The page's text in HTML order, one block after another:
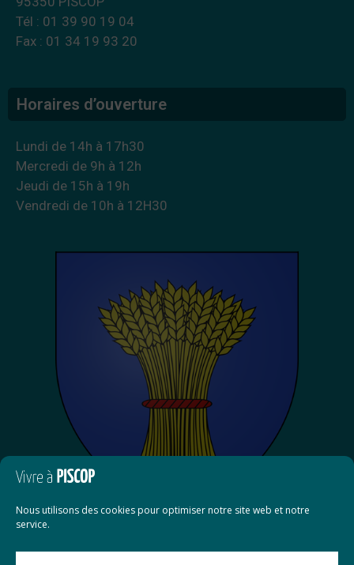
Nous utilisons des cookies pour optimiser notre site web et notre
service.
Tél : 01 39 90 19 04
Fax : 01 34 19 93 20
Horaires d’ouverture
Lundi de 14h à 17h30
Mercredi de 9h à 12h
Jeudi de 15h à 19h
Vendredi de 10h à 12H30